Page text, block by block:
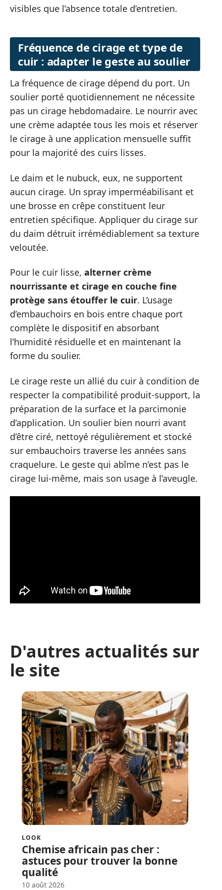
visibles que l’absence totale d’entretien.
Fréquence de cirage et type de
cuir : adapter le geste au soulier
La fréquence de cirage dépend du port. Un
soulier porté quotidiennement ne nécessite
pas un cirage hebdomadaire. Le nourrir avec
une crème adaptée tous les mois et réserver
le cirage à une application mensuelle suffit
pour la majorité des cuirs lisses.
Le daim et le nubuck, eux, ne supportent
aucun cirage. Un spray imperméabilisant et
une brosse en crêpe constituent leur
entretien spécifique. Appliquer du cirage sur
du daim détruit irrémédiablement sa texture
veloutée.
Pour le cuir lisse, alterner crème
nourrissante et cirage en couche fine
protège sans étouffer le cuir. L’usage
d’embauchoirs en bois entre chaque port
complète le dispositif en absorbant
l’humidité résiduelle et en maintenant la
forme du soulier.
Le cirage reste un allié du cuir à condition de
respecter la compatibilité produit-support, la
préparation de la surface et la parcimonie
d’application. Un soulier bien nourri avant
d’être ciré, nettoyé régulièrement et stocké
sur embauchoirs traverse les années sans
craquelure. Le geste qui abîme n’est pas le
cirage lui-même, mais son usage à l’aveugle.
D'autres actualités sur
le site
LOOK
Chemise africain pas cher :
astuces pour trouver la bonne
qualité
10 août 2026